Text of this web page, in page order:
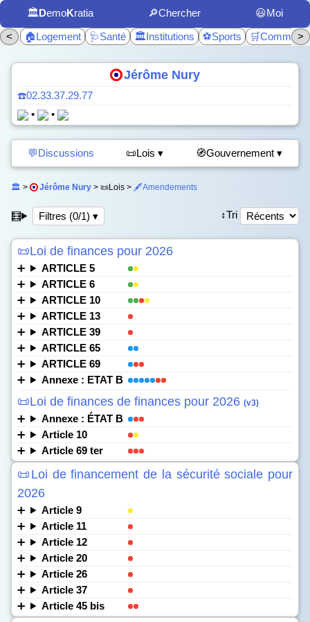
🏛️DemoKratia 🔎Chercher
😃Moi
<
🏠Logement 🩺Santé 🏛️Institutions ⚽Sports >
Jérôme Nury
☎️02.33.37.29.77
•
•
💬Discussions 📜Lois ▾ 🧭Gouvernement ▾
🏛️ > Jérôme Nury > 📜Lois > 🖋️Amendements
🧮 Filtres (0/1) ▾ ↕️Tri
📜Loi de finances pour 2026
ARTICLE 5
ARTICLE 6
ARTICLE 10
ARTICLE 13
ARTICLE 39
ARTICLE 65
ARTICLE 69
Annexe : ETAT B
📜Loi de finances de finances pour 2026 (v3)
Annexe : ÉTAT B
Article 10
Article 69 ter
📜Loi de financement de la sécurité sociale pour
2026
Article 9
Article 11
Article 12
Article 20
Article 26
Article 37
Article 45 bis